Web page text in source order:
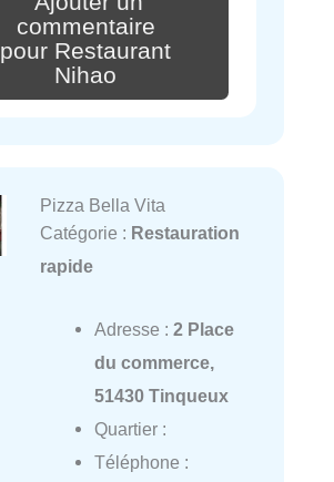
commentaire
pour Restaurant
Nihao
Pizza Bella Vita
Catégorie : Restauration
rapide
Adresse : 2 Place
du commerce,
51430 Tinqueux
Quartier :
Téléphone :